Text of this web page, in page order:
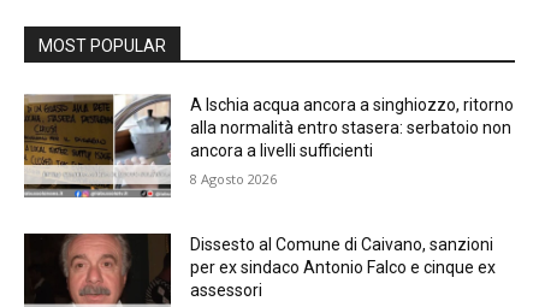
MOST POPULAR
A Ischia acqua ancora a singhiozzo, ritorno
alla normalità entro stasera: serbatoio non
ancora a livelli sufficienti
8 Agosto 2026
Dissesto al Comune di Caivano, sanzioni
per ex sindaco Antonio Falco e cinque ex
assessori